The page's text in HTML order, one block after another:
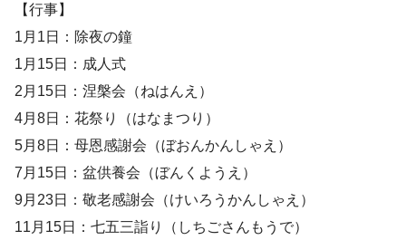
【行事】
1月1日：除夜の鐘
1月15日：成人式
2月15日：涅槃会（ねはんえ）
4月8日：花祭り（はなまつり）
5月8日：母恩感謝会（ぼおんかんしゃえ）
7月15日：盆供養会（ぼんくようえ）
9月23日：敬老感謝会（けいろうかんしゃえ）
11月15日：七五三詣り（しちごさんもうで）